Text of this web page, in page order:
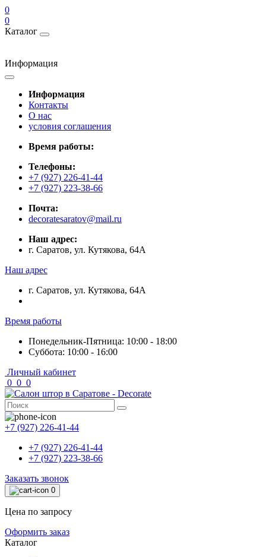
0
0
Каталог
Информация
Информация
Контакты
О нас
условия соглашения
Время работы:
Телефоны:
+7 (927) 226-41-44
+7 (927) 223-38-66
Почта:
decoratesaratov@mail.ru
Наш адрес:
г. Саратов, ул. Кутякова, 64А
Наш адрес
г. Саратов, ул. Кутякова, 64А
Время работы
Понедельник-Пятница: 10:00 - 18:00
Суббота: 10:00 - 16:00
Личный кабинет
0 0 0
+7 (927) 226-41-44
+7 (927) 226-41-44
+7 (927) 223-38-66
Заказать звонок
0
Цена по запросу
Оформить заказ
Каталог